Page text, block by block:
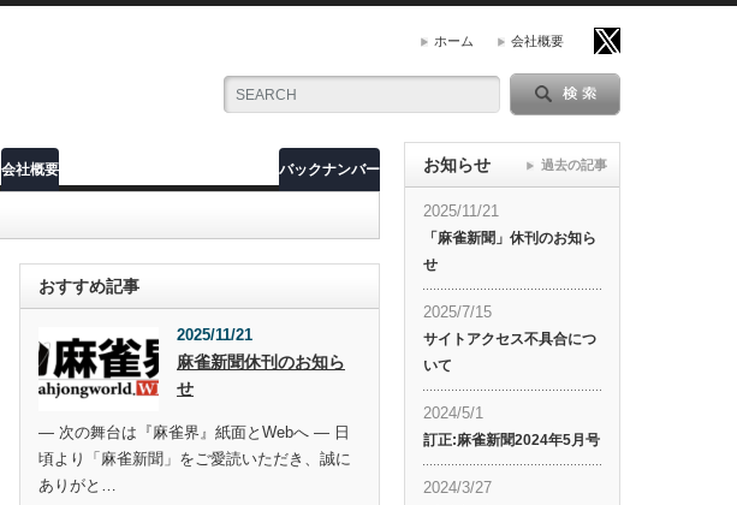
ホーム 会社概要
会社概要 バックナンバー
おすすめ記事
2025/11/21
麻雀新聞休刊のお知ら
せ
― 次の舞台は『麻雀界』紙面とWebへ ― 日
頃より「麻雀新聞」をご愛読いただき、誠に
ありがと…
お知らせ
2025/11/21
「麻雀新聞」休刊のお知ら
せ
2025/7/15
サイトアクセス不具合につ
いて
2024/5/1
訂正:麻雀新聞2024年5月号
2024/3/27
過去の記事